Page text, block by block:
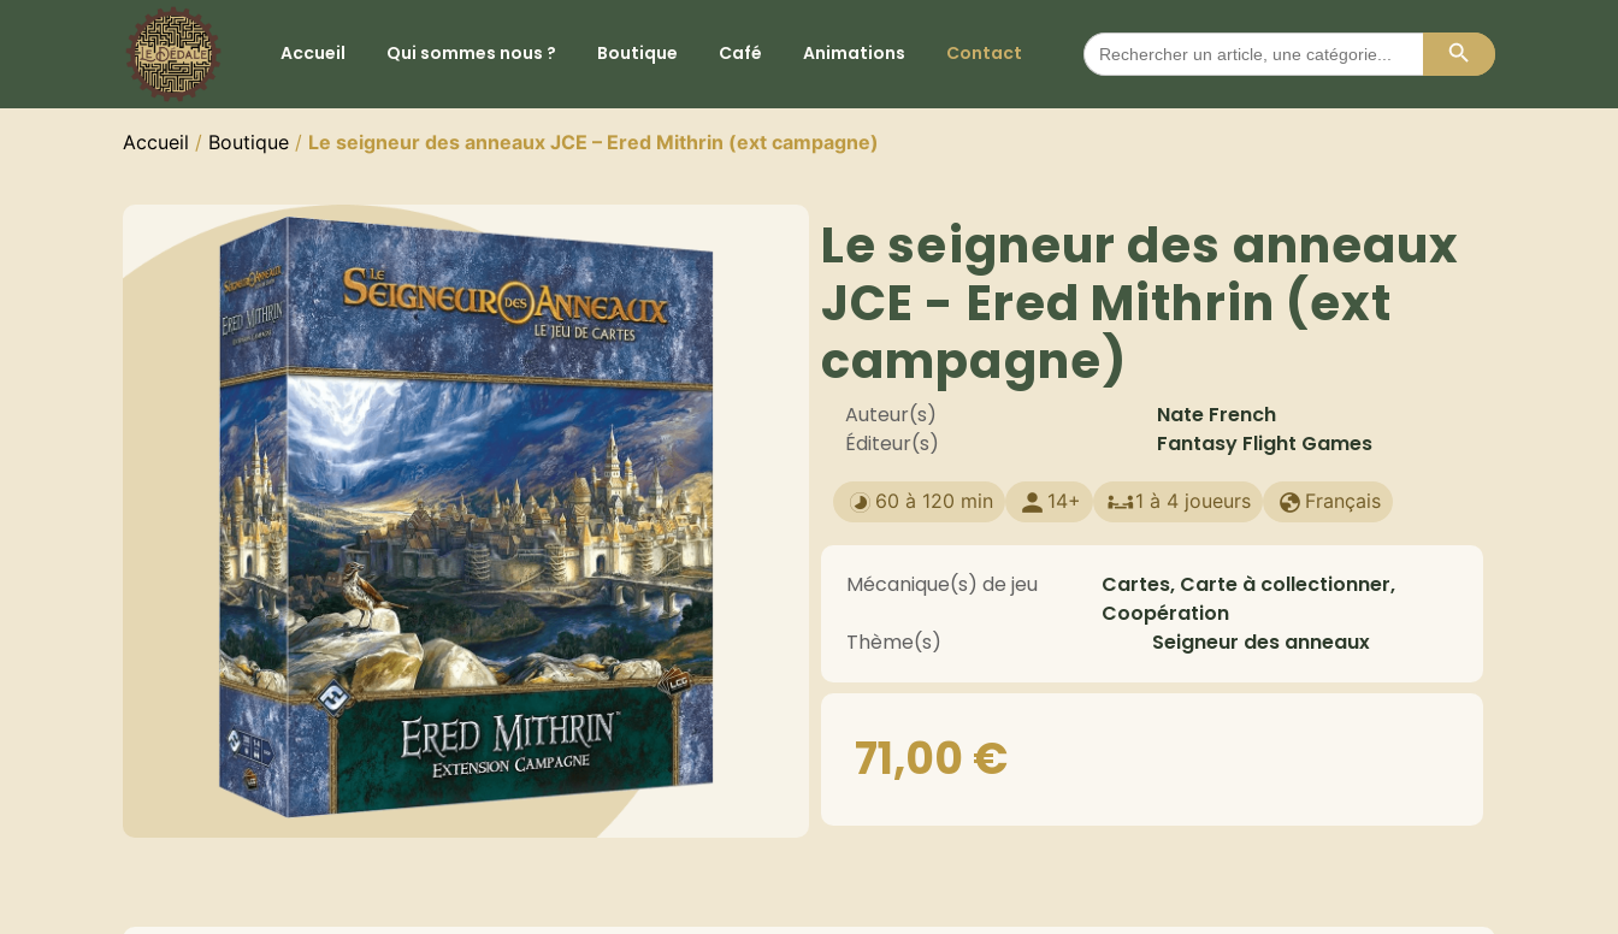
Accueil Qui sommes nous ? Boutique Café Animations Contact
Search
for:
Search Button
Accueil / Boutique / Le seigneur des anneaux JCE – Ered Mithrin (ext campagne)
Le seigneur des anneaux
JCE - Ered Mithrin (ext
campagne)
Auteur(s)
Nate French
Éditeur(s)
Fantasy Flight Games
60 à 120 min 14+ 1 à 4 joueurs Français
Mécanique(s) de jeu
Cartes, Carte à collectionner,
Coopération
Thème(s)
Seigneur des anneaux
71,00€